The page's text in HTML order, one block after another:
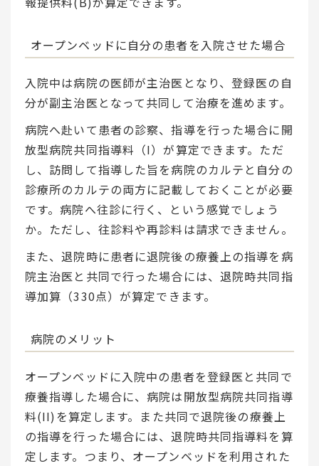
オープンベッドに自分の患者を入院させた場合
入院中は病院の医師が主治医となり、登録医の自
分が副主治医となって共同して治療を進めます。
病院へ赴いて患者の診察、指導を行った場合に開
放型病院共同指導料（I）が算定できます。ただ
し、訪問して指導した旨を病院のカルテと自分の
診療所のカルテの両方に記載しておくことが必要
です。病院へ往診に行く、という感覚でしょう
か。ただし、往診料や再診料は請求できません。
また、退院時に患者に退院後の療養上の指導を病
院主治医と共同で行った場合には、退院時共同指
導加算（330点）が算定できます。
病院のメリット
オープンベッドに入院中の患者を登録医と共同で
療養指導した場合に、病院は開放型病院共同指導
料(II)を算定します。また共同で退院後の療養上
の指導を行った場合には、退院時共同指導料を算
定します。つまり、オープンベッドを利用された